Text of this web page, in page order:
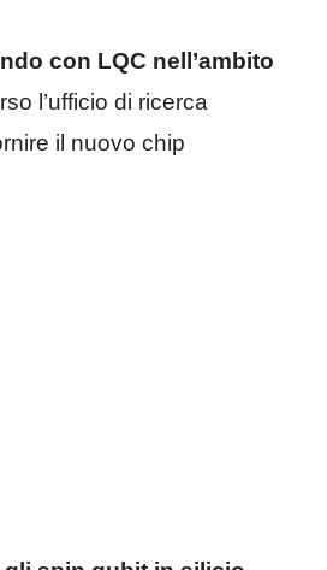
con LQC nell’ambito
l’ufficio di ricerca
il nuovo chip